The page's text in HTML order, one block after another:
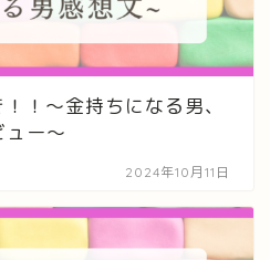
！〜金持ちになる男、
ー〜
2024年10月11日